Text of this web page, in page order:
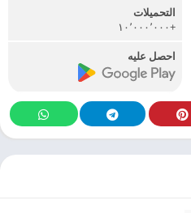
التحميلات
+١٠٬٠٠٠٬٠٠٠
احصل عليه